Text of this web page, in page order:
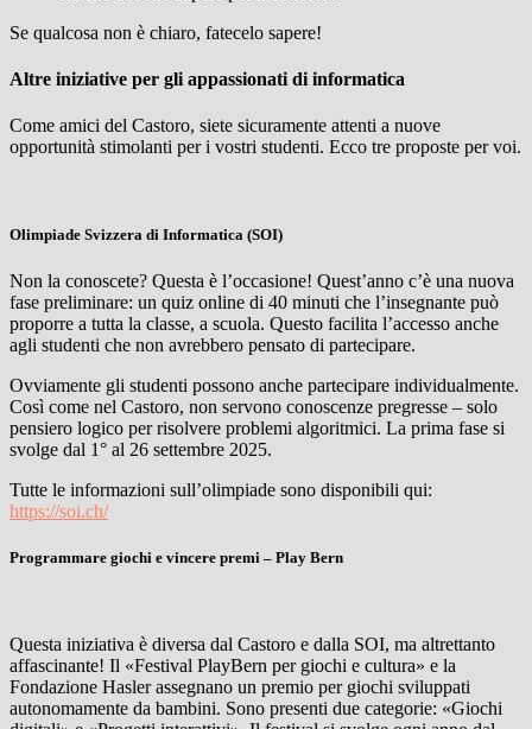
Se qualcosa non è chiaro, fatecelo sapere!
Altre iniziative per gli appassionati di informatica
Come amici del Castoro, siete sicuramente attenti a nuove
opportunità stimolanti per i vostri studenti. Ecco tre proposte per voi.
Olimpiade Svizzera di Informatica (SOI)
Non la conoscete? Questa è l’occasione! Quest’anno c’è una nuova
fase preliminare: un quiz online di 40 minuti che l’insegnante può
proporre a tutta la classe, a scuola. Questo facilita l’accesso anche
agli studenti che non avrebbero pensato di partecipare.
Ovviamente gli studenti possono anche partecipare individualmente.
Così come nel Castoro, non servono conoscenze pregresse – solo
pensiero logico per risolvere problemi algoritmici. La prima fase si
svolge dal 1° al 26 settembre 2025.
Tutte le informazioni sull’olimpiade sono disponibili qui:
https://soi.ch/
Programmare giochi e vincere premi – Play Bern
Questa iniziativa è diversa dal Castoro e dalla SOI, ma altrettanto
affascinante! Il «Festival PlayBern per giochi e cultura» e la
Fondazione Hasler assegnano un premio per giochi sviluppati
autonomamente da bambini. Sono presenti due categorie: «Giochi